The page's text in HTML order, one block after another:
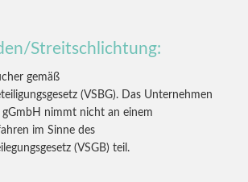
Streitschlichtung:
gemäß
(VSBG). Das Unternehmen
gGmbH nimmt nicht an einem
im Sinne des
(VSGB) teil.